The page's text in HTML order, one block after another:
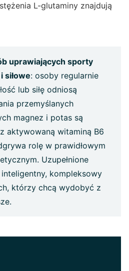
L-glutaminy znajdują
uprawiających sporty
siłowe: osoby regularnie
lub siłę odniosą
przemyślanych
magnez i potas są
aktywowaną witaminą B6
rolę w prawidłowym
Uzupełnione
kompleksowy
którzy chcą wydobyć z